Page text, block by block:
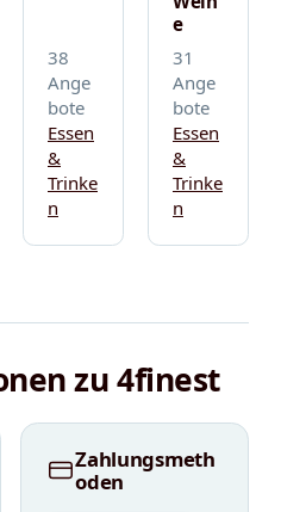
38
Ange
bote
Essen
&
Trinke
n
e
31
Ange
bote
Essen
&
Trinke
n
zu 4finest
Zahlungsmeth
oden